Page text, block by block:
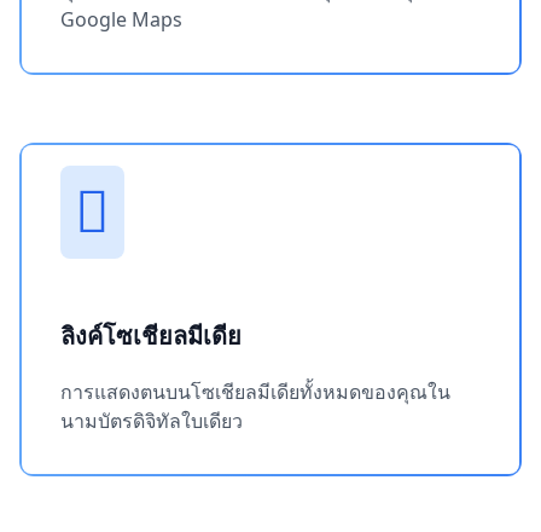
Google Maps
ลิงค์โซเชียลมีเดีย
การแสดงตนบนโซเชียลมีเดียทั้งหมดของคุณใน
นามบัตรดิจิทัลใบเดียว